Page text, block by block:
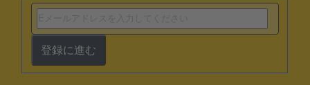
登録に進む